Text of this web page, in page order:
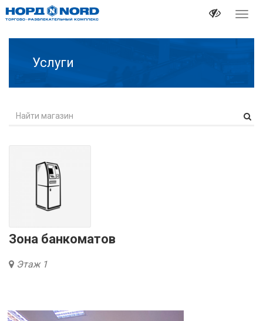
Услуги
Зона банкоматов
Этаж 1